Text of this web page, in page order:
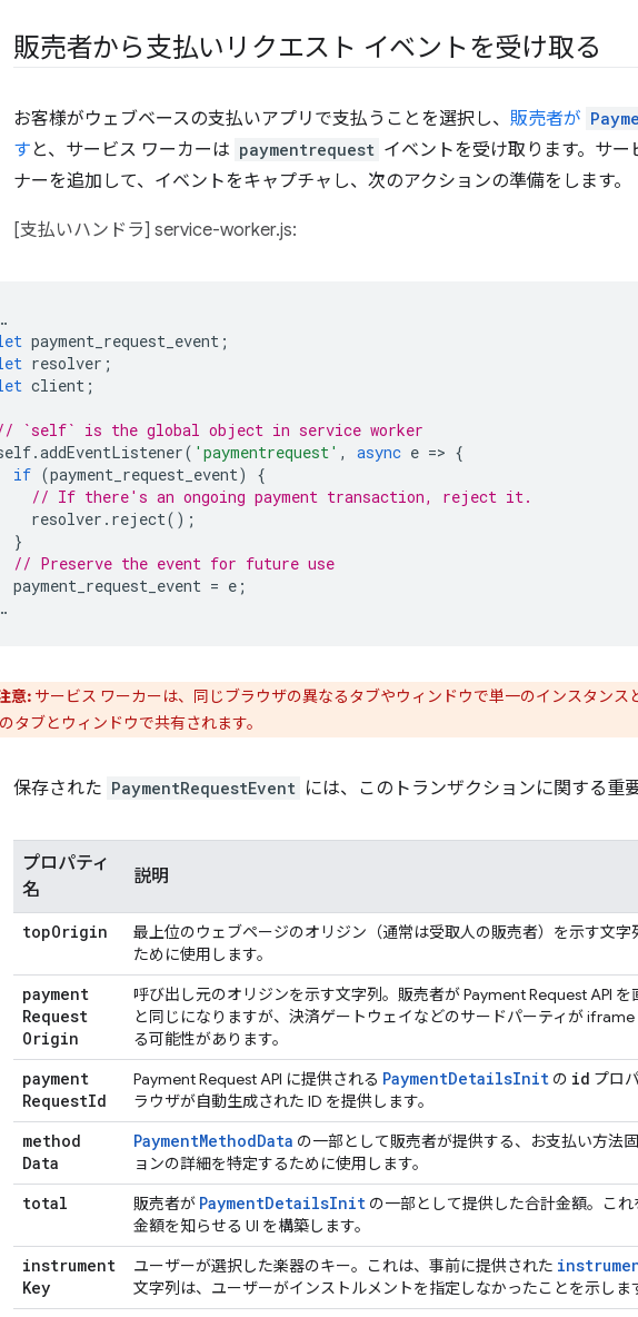
販売者から支払いリクエスト イベントを受け取る
お客様がウェブベースの支払いアプリで支払うことを選択し、 販売者が
す と、サービス ワーカーは paymentrequest イベントを受け取ります。サ
ナーを追加して、イベントをキャプチャし、次のアクションの準備をします。
[支払いハンドラ] service-worker.js:
payment_request_event ;
resolver ;
client ;
`self` is the global object in service worker
.addEventListener( 'paymentrequest' , async e => {
if (payment_request_event)
{
// If there's an ongoing payment transaction, reject it.
resolver . reject();
}
// Preserve the event for future use
payment_request_event = e ;
意: サービス ワーカーは、同じブラウザの異なるタブやウィンドウで単一のインスタン
タブとウィンドウで共有されます。
保存された PaymentRequestEvent には、このトランザクションに関する重
プロパティ
名
説明
topOrigin
最上位のウェブページのオリジン（通常は受取人の販売者）を示す文
ために使用します。
payment
Request
Origin
呼び出し元のオリジンを示す文字列。販売者が Payment Request API
と同じになりますが、決済ゲートウェイなどのサードパーティが
る可能性があります。
payment
RequestId
Payment Request API に提供される PaymentDetailsInit の id プロ
ラウザが自動生成された ID を提供します。
method
Data
PaymentMethodData の一部として販売者が提供する、お支払い方法
ョンの詳細を特定するために使用します。
total 販売者が PaymentDetailsInit の一部として提供した合計金額。こ
金額を知らせる UI を構築します。
instrument
Key
ユーザーが選択した楽器のキー。これは、事前に提供された
文字列は、ユーザーがインストルメントを指定しなかったことを示しま